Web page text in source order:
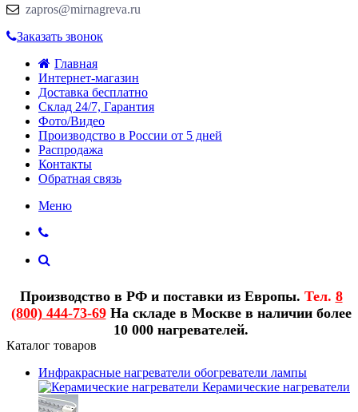
zapros@mirnagreva.ru
Заказать звонок
Главная
Интернет-магазин
Доставка бесплатно
Склад 24/7, Гарантия
Фото/Видео
Производство в России от 5 дней
Распродажа
Контакты
Обратная связь
Меню
Производство в РФ и поставки из Европы. Тел. 8
(800) 444-73-69На складе в Москве в наличии более
10 000 нагревателей.
Каталог товаров
Инфракрасные нагреватели обогреватели лампы
Керамические нагреватели